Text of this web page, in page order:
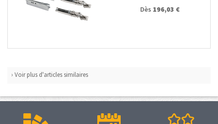
Dès 196,03 €
› Voir plus d'articles similaires